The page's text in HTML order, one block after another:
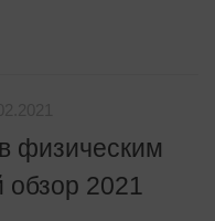
физическим
2021